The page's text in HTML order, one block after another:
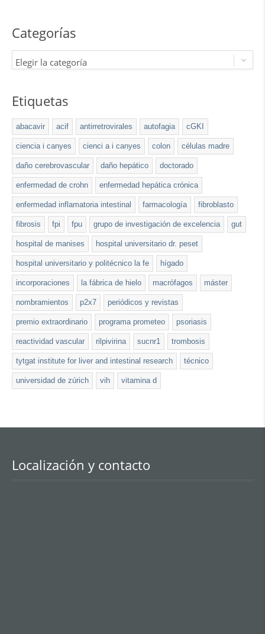
Categorías
Elegir la categoría
Etiquetas
abacavir acif antirretrovirales autofagia cGKI
ciencia i canyes cienci a i canyes colon células madre
daño cerebrovascular daño hepático doctorado
enfermedad de crohn enfermedad hepática crónica
enfermedad inflamatoria intestinal farmacología fibroblasto
fibrosis fpi fpu grupo de investigación de excelencia gut
hospital de manises hospital universitario dr. peset
hospital universitario y politécnico la fe hígado
incorporaciones la fábrica de hielo macrófagos máster
nombramientos p2x7 periódicos y revistas
premio extraordinario programa prometeo psoriasis
reactividad vascular rilpivirina sucnr1 trombosis
tytgat institute for liver and intestinal research técnico
universidad de zúrich vih vitamina d
Localización y contacto